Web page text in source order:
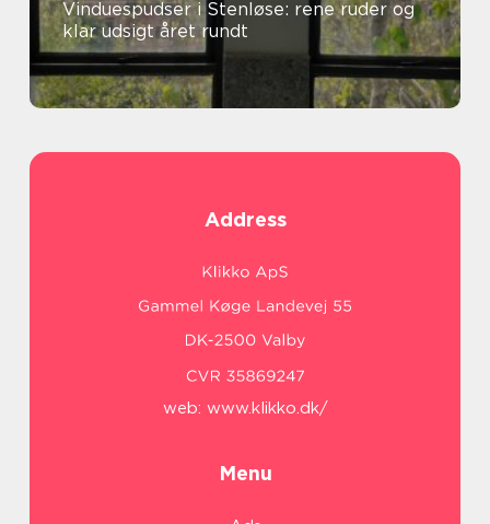
Vinduespudser i Stenløse: rene ruder og
klar udsigt året rundt
Address
web: www.klikko.dk/
Menu